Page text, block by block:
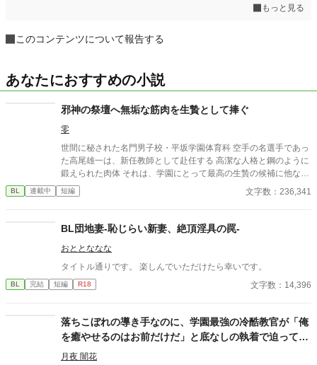
もっと見る
このコンテンツについて報告する
あなたにおすすめの小説
邪神の祭壇へ無垢な筋肉を生贄として捧ぐ
零
世間に秘された名門男子校・平坂学園体育科 空手の名選手であっ
た高尾雄一は、新任教師として赴任する 高潔な人格と鋼のように
鍛えられた肉体 それは、学園にとって最高の生贄の候補に他なら
なかった 至高の筋肉を持つ、精神を削られ意志をなくした青年を
太古の神に捧げるため、“水”、“風”、“土”の信奉者達が暗躍する 意
校で繰り広げられるダークファンタジー
BL 連載中 短編 文字数：236,341
BL団地妻-恥じらい新妻、絶頂淫具の罠-
おととななな
タイトル通りです。 楽しんでいただけたら幸いです。
BL 完結 短編 R18 文字数：14,396
落ちこぼれの導き手なのに、学園最強の冷酷教官が「俺
を癒やせるのはお前だけだ」と底なしの執着で迫ってき
ます
月夜 闇花